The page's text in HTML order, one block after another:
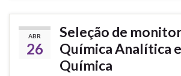
ABR
26
Seleção de
Química Analítica
Química